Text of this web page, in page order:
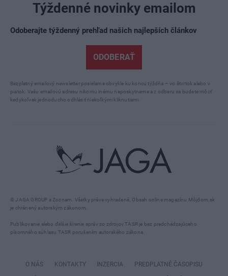
© JAGA GROUP a Zoznam. Všetky práva vyhradené. Obsah online magazínu Môjdom.sk
je chránený autorským zákonom.
Publikovanie alebo ďalšie šírenie správ zo zdrojov TASR je bez predchádzajúceho
písomného súhlasu TASR porušením autorského zákona.
Týždenné novinky emailom
Odoberajte týždenný prehľad našich najlepších článkov
ODOBERAŤ
Bezplatný emailový newsletter posielame obvykle ku koncu týždňa – vo štvrtok alebo v
piatok. Vašu emailovú adresu nikomu inému neposkytneme a z odberu sa budete môcť
kedykoľvek jednoducho odhlásiť niekoľkými kliknutiami.
O NÁS KONTAKTY INZERCIA PREDPLATNÉ ČASOPISU